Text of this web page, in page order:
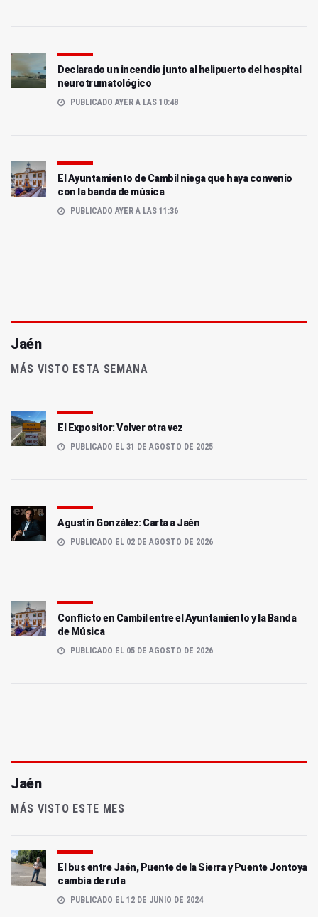
Declarado un incendio junto al helipuerto del hospital
neurotrumatológico
PUBLICADO AYER A LAS 10:48
El Ayuntamiento de Cambil niega que haya convenio
con la banda de música
PUBLICADO AYER A LAS 11:36
Jaén
MÁS VISTO ESTA SEMANA
El Expositor: Volver otra vez
PUBLICADO EL 31 DE AGOSTO DE 2025
Agustín González: Carta a Jaén
PUBLICADO EL 02 DE AGOSTO DE 2026
Conflicto en Cambil entre el Ayuntamiento y la Banda
de Música
PUBLICADO EL 05 DE AGOSTO DE 2026
Jaén
MÁS VISTO ESTE MES
El bus entre Jaén, Puente de la Sierra y Puente Jontoya
cambia de ruta
PUBLICADO EL 12 DE JUNIO DE 2024